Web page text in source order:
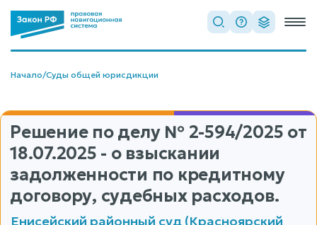
Начало/Суды общей юрисдикции
Решение по делу № 2-594/2025 от
18.07.2025 - о взыскании
задолженности по кредитному
договору, судебных расходов.
Енисейский районный суд (Красноярский